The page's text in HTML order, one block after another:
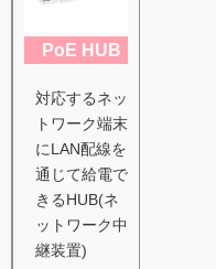
PoE HUB
対応するネッ
トワーク端末
にLAN配線を
通じて給電で
きるHUB(ネ
ットワーク中
継装置)